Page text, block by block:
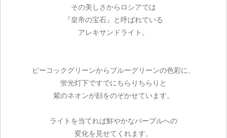
その美しさからロシアでは
『皇帝の宝石』と呼ばれている
アレキサンドライト。
ピーコックグリーンからブルーグリーンの色彩に、
蛍光灯下ですでにちらりちらりと
紫のネオンが顔をのぞかせています。
ライトを当てれば鮮やかなパープルへの
変化を見せてくれます。